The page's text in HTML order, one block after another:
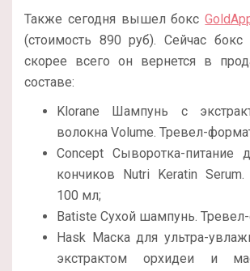
Также сегодня вышел бокс
(стоимость 890 руб). Сейчас бокс
скорее всего он вернется в
составе:
Klorane Шампунь c
волокна Volume. Тревел-
Concept Сыворотка-питание
кончиков Nutri Keratin
100 мл;
Batiste Сухой шампунь.
Hask Маска для ультра-
экстрактом орхидеи и